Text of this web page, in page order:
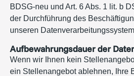
BDSG-neu und Art. 6 Abs. 1 lit. b
der Durchführung des
unseren
Aufbewahrungsdauer der
Wenn wir Ihnen kein
ein Stellenangebot ablehnen, Ihre